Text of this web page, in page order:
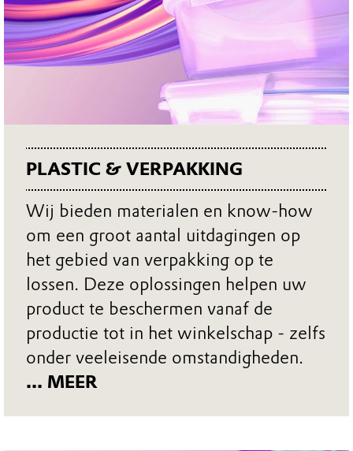
PLASTIC & VERPAKKING
Wij bieden materialen en know-how
om een groot aantal uitdagingen op
het gebied van verpakking op te
lossen. Deze oplossingen helpen uw
product te beschermen vanaf de
productie tot in het winkelschap - zelfs
onder veeleisende omstandigheden.
... MEER